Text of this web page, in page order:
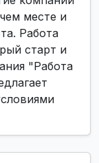
месте и
Работа
старт и
"Работа